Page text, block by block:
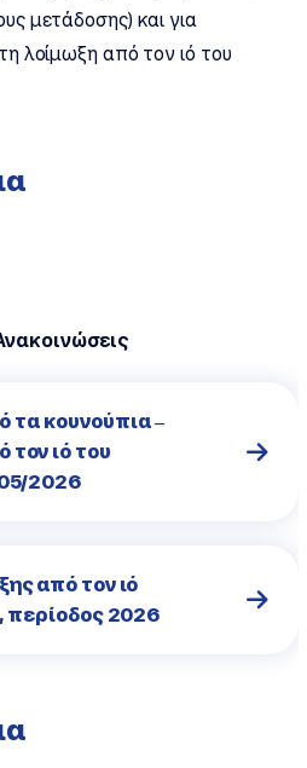
μετάδοσης) και για
λοίμωξη από τον ιό του
τα κουνούπια –
ιό του
2026
από τον ιό
περίοδος 2026